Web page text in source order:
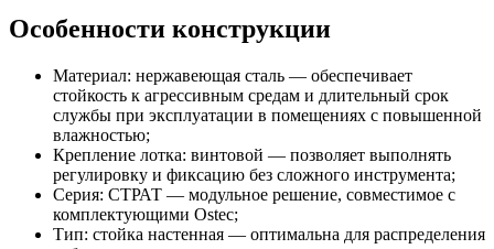
Особенности конструкции
Материал: нержавеющая сталь — обеспечивает
стойкость к агрессивным средам и длительный срок
службы при эксплуатации в помещениях с повышенной
влажностью;
Крепление лотка: винтовой — позволяет выполнять
регулировку и фиксацию без сложного инструмента;
Серия: СТРАТ — модульное решение, совместимое с
комплектующими Ostec;
Тип: стойка настенная — оптимальна для распределения